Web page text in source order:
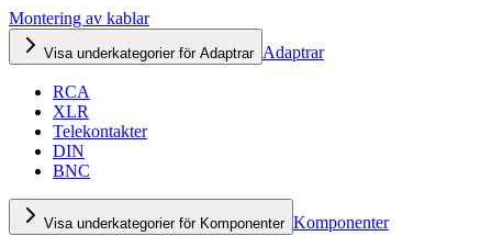
Montering av kablar
Visa underkategorier för Adaptrar Adaptrar
RCA
XLR
Telekontakter
DIN
BNC
Visa underkategorier för Komponenter Komponenter